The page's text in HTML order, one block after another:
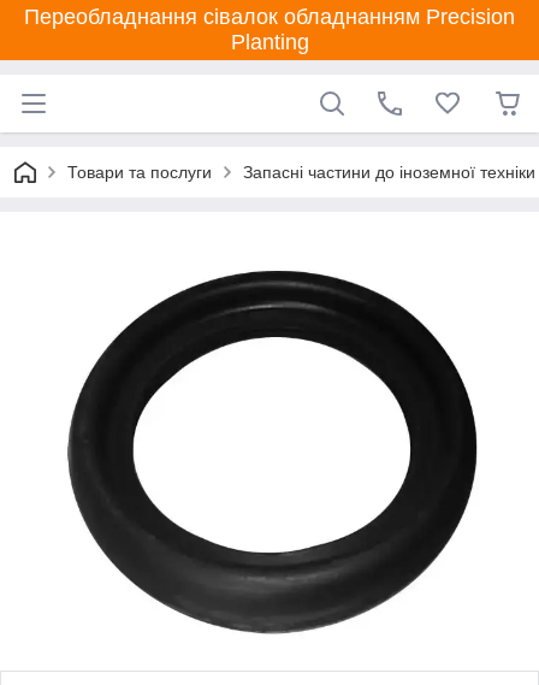
Переобладнання сівалок обладнанням Precision
Planting
Товари та послуги Запасні частини до іноземної техніки